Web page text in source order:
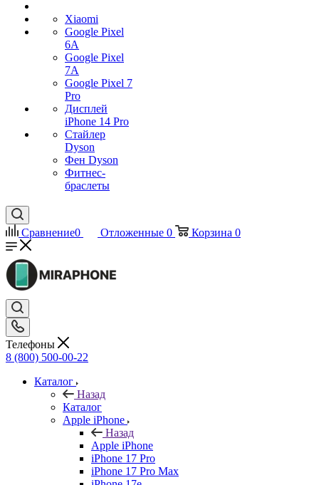
Xiaomi
Google Pixel
6A
Google Pixel
7А
Google Pixel 7
Pro
Дисплей
iPhone 14 Pro
Стайлер
Dyson
Фен Dyson
Фитнес-
браслеты
Сравнение0 Отложенные 0 Корзина 0
Телефоны
8 (800) 500-00-22
Каталог
Назад
Каталог
Apple iPhone
Назад
Apple iPhone
iPhone 17 Pro
iPhone 17 Pro Max